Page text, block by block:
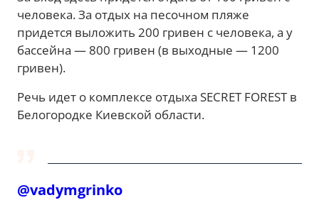
человека. За отдых на песочном пляже
придется выложить 200 гривен с человека, а у
бассейна — 800 гривен (в выходные — 1200
гривен).
Речь идет о комплексе отдыха SECRET FOREST в
Белогородке Киевской области.
@vadymgrinko